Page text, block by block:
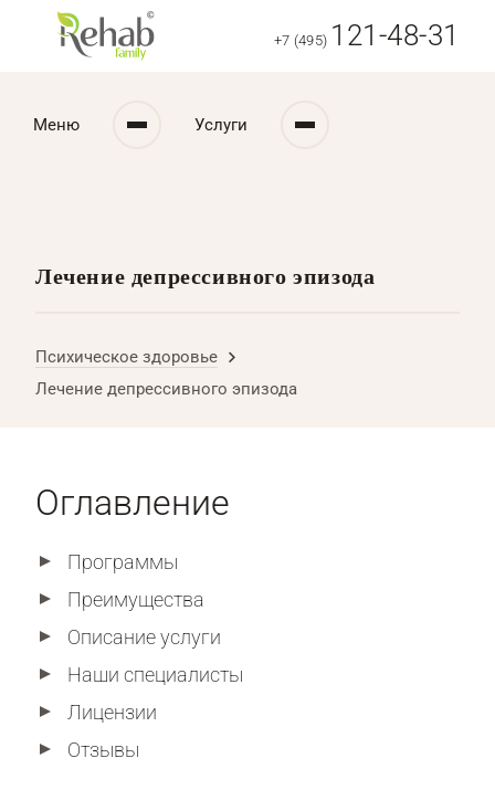
+7 (495) 121-48-31
Меню Услуги
Лечение депрессивного эпизода
Психическое здоровье
Лечение депрессивного эпизода
Оглавление
Программы
Преимущества
Описание услуги
Наши специалисты
Лицензии
Отзывы